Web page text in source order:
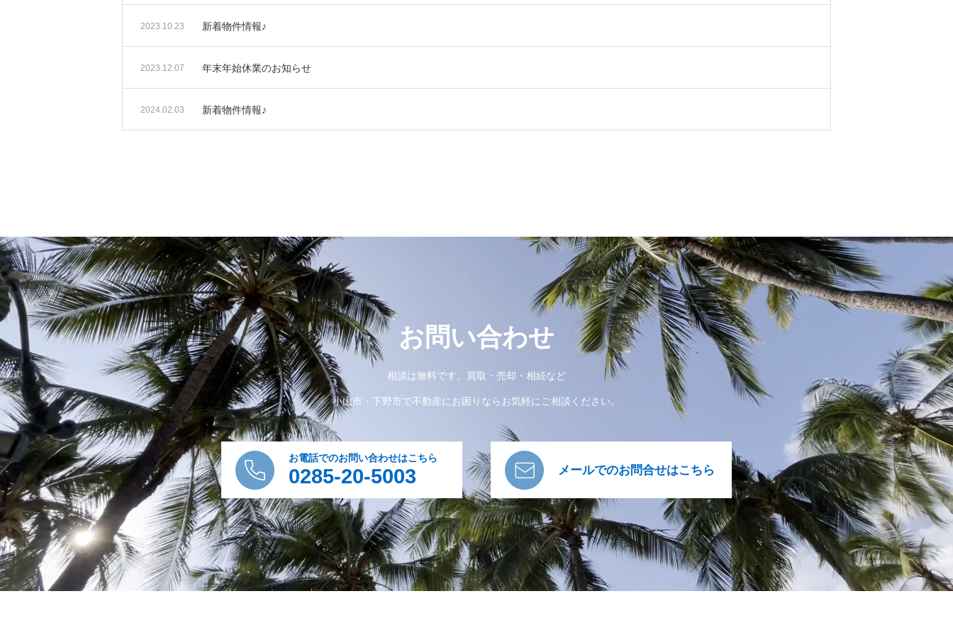
2023.10.23 新着物件情報♪
2023.12.07 年末年始休業のお知らせ
2024.02.03 新着物件情報♪
お問い合わせ
相談は無料です。買取・売却・相続など
小山市・下野市で不動産にお困りならお気軽にご相談ください。
お電話でのお問い合わせはこちら
0285-20-5003 メールでのお問合せはこちら